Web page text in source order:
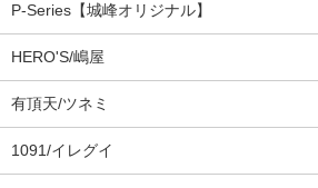
P-Series【城峰オリジナル】
HERO'S/嶋屋
有頂天/ツネミ
1091/イレグイ